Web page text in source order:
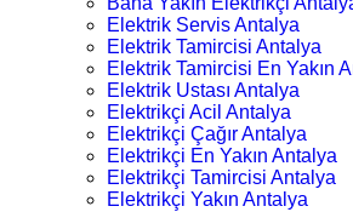
Elektrik Servis Antalya
Elektrik Tamircisi Antalya
Elektrik Tamircisi En Yakın
Elektrik Ustası Antalya
Elektrikçi Acil Antalya
Elektrikçi Çağır Antalya
Elektrikçi En Yakın Antalya
Elektrikçi Tamircisi Antalya
Elektrikçi Yakın Antalya